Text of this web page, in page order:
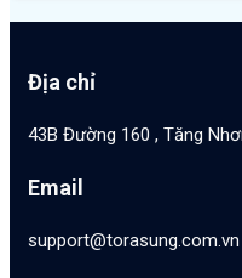
Địa chỉ
43B Đường 160 , Tăng
Email
support@torasung.com.vn